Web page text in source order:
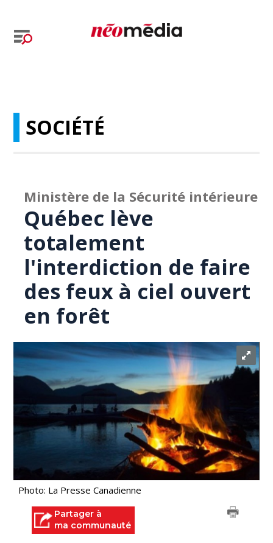
SOCIÉTÉ
Ministère de la Sécurité intérieure
Québec lève
totalement
l'interdiction de faire
des feux à ciel ouvert
en forêt
Photo: La Presse Canadienne
Partager à
ma communauté